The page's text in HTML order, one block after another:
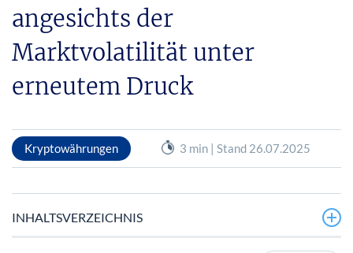
angesichts der
Marktvolatilität unter
erneutem Druck
Kryptowährungen 3 min | Stand 26.07.2025
INHALTSVERZEICHNIS